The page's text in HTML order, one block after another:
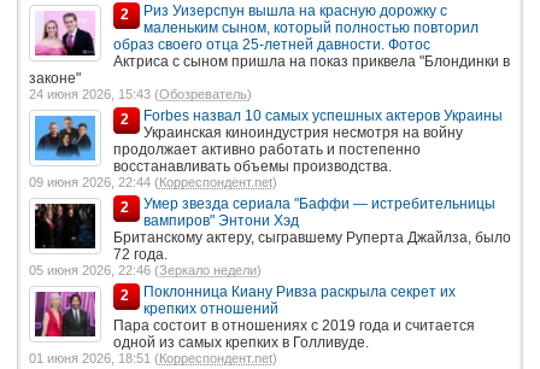
2
Риз Уизерспун вышла на красную дорожку с
маленьким сыном, который полностью повторил
образ своего отца 25-летней давности. Фотос
Актриса с сыном пришла на показ приквела "Блондинки в
законе"
24 июня 2026, 15:43 (Обозреватель)
2
Forbes назвал 10 самых успешных актеров Украины
Украинская киноиндустрия несмотря на войну
продолжает активно работать и постепенно
восстанавливать объемы производства.
09 июня 2026, 22:44 (Корреспондент.net)
2
Умер звезда сериала "Баффи — истребительницы
вампиров" Энтони Хэд
Британскому актеру, сыгравшему Руперта Джайлза, было
72 года.
05 июня 2026, 22:46 (Зеркало недели)
2
Поклонница Киану Ривза раскрыла секрет их
крепких отношений
Пара состоит в отношениях с 2019 года и считается
одной из самых крепких в Голливуде.
01 июня 2026, 18:51 (Корреспондент.net)